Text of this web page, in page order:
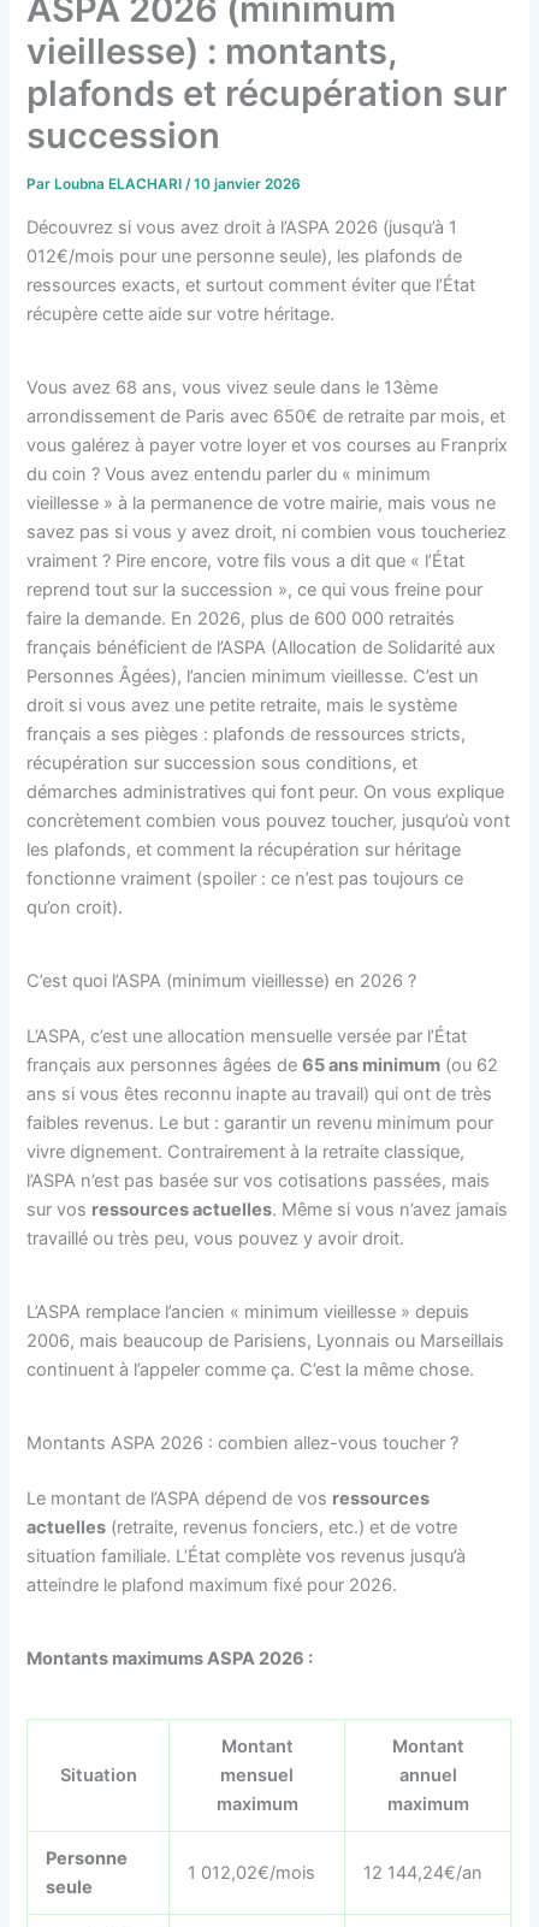
ASPA 2026 (minimum
vieillesse) : montants,
plafonds et récupération sur
succession
Par Loubna ELACHARI/10 janvier 2026
Découvrez si vous avez droit à l’ASPA 2026 (jusqu’à 1
012€/mois pour une personne seule), les plafonds de
ressources exacts, et surtout comment éviter que l’État
récupère cette aide sur votre héritage.
Vous avez 68 ans, vous vivez seule dans le 13ème
arrondissement de Paris avec 650€ de retraite par mois, et
vous galérez à payer votre loyer et vos courses au Franprix
du coin ? Vous avez entendu parler du « minimum
vieillesse » à la permanence de votre mairie, mais vous ne
savez pas si vous y avez droit, ni combien vous toucheriez
vraiment ? Pire encore, votre fils vous a dit que « l’État
reprend tout sur la succession », ce qui vous freine pour
faire la demande. En 2026, plus de 600 000 retraités
français bénéficient de l’ASPA (Allocation de Solidarité aux
Personnes Âgées), l’ancien minimum vieillesse. C’est un
droit si vous avez une petite retraite, mais le système
français a ses pièges : plafonds de ressources stricts,
récupération sur succession sous conditions, et
démarches administratives qui font peur. On vous explique
concrètement combien vous pouvez toucher, jusqu’où vont
les plafonds, et comment la récupération sur héritage
fonctionne vraiment (spoiler : ce n’est pas toujours ce
qu’on croit).
C’est quoi l’ASPA (minimum vieillesse) en 2026 ?
L’ASPA, c’est une allocation mensuelle versée par l’État
français aux personnes âgées de65 ans minimum (ou 62
ans si vous êtes reconnu inapte au travail) qui ont de très
faibles revenus. Le but : garantir un revenu minimum pour
vivre dignement. Contrairement à la retraite classique,
l’ASPA n’est pas basée sur vos cotisations passées, mais
sur vos ressources actuelles. Même si vous n’avez jamais
travaillé ou très peu, vous pouvez y avoir droit.
L’ASPA remplace l’ancien « minimum vieillesse » depuis
2006, mais beaucoup de Parisiens, Lyonnais ou Marseillais
continuent à l’appeler comme ça. C’est la même chose.
Montants ASPA 2026 : combien allez-vous toucher ?
Le montant de l’ASPA dépend de vos ressources
actuelles (retraite, revenus fonciers, etc.) et de votre
situation familiale. L’État complète vos revenus jusqu’à
atteindre le plafond maximum fixé pour 2026.
Montants maximums ASPA 2026 :
Situation
Montant
mensuel
maximum
Montant
annuel
maximum
Personne
seule
1 012,02€/mois 12 144,24€/an